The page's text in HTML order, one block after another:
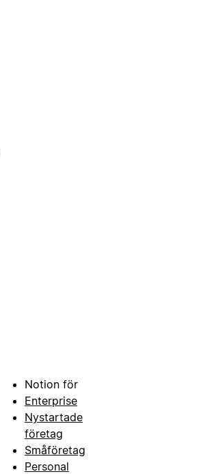
Notion för
Enterprise
Nystartade
företag
Småföretag
Personal